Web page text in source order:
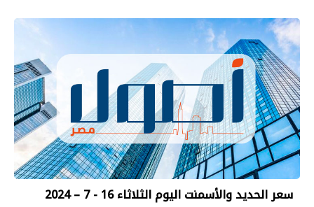
سعر الحديد والأسمنت اليوم الثلاثاء 16 - 7 – 2024